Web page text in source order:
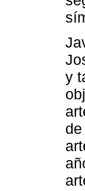
y